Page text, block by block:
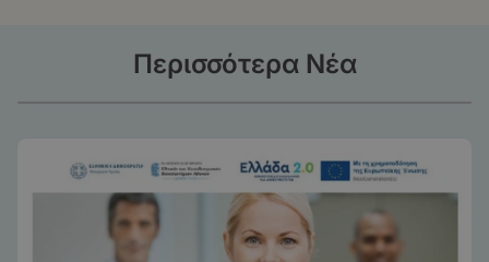
Περισσότερα Νέα